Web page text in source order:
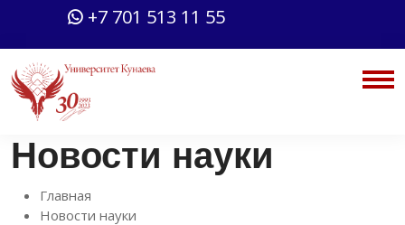
+7 701 513 11 55
Новости науки
Главная
Новости науки